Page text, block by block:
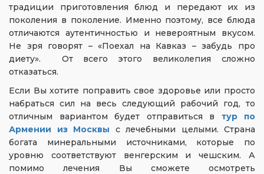
традиции приготовления блюд и передают их из
поколения в поколение. Именно поэтому, все блюда
отличаются аутентичностью и невероятным вкусом.
Не зря говорят – «Поехал на Кавказ – забудь про
диету». От всего этого великолепия сложно
отказаться.
Если Вы хотите поправить свое здоровье или просто
набраться сил на весь следующий рабочий год, то
отличным вариантом будет отправиться в тур по
Армении из Москвы
с лечебными целыми. Страна
богата минеральными источниками, которые по
уровню соответствуют венгерским и чешским. А
помимо лечения Вы сможете осмотреть